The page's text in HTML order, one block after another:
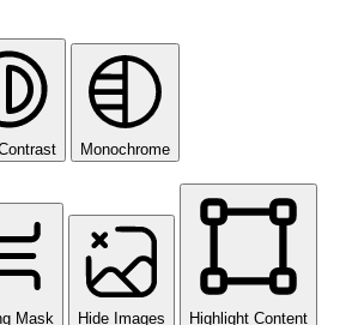
Monochrome
Mask Hide Images Highlight Content